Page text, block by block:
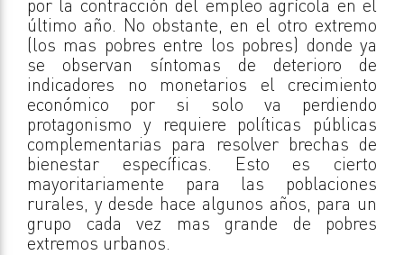
por la contracción del empleo agrícola en el
último año. No obstante, en el otro extremo
(los mas pobres entre los pobres) donde ya
se observan síntomas de deterioro de
indicadores no monetarios el crecimiento
económico por si solo va perdiendo
protagonismo y requiere políticas públicas
complementarias para resolver brechas de
bienestar específicas. Esto es cierto
mayoritariamente para las poblaciones
rurales, y desde hace algunos años, para un
grupo cada vez mas grande de pobres
extremos urbanos.